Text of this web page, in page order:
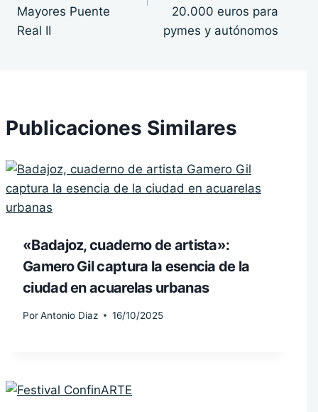
Mayores Puente
Real II
20.000 euros para
pymes y autónomos
Publicaciones Similares
«Badajoz, cuaderno de artista»:
Gamero Gil captura la esencia de la
ciudad en acuarelas urbanas
PorAntonio Diaz 16/10/2025